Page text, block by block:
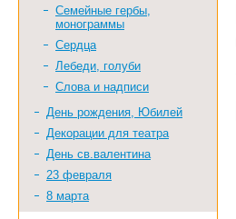
Семейные гербы,
монограммы
Сердца
Лебеди, голуби
Слова и надписи
День рождения, Юбилей
Декорации для театра
День св.валентина
23 февраля
8 марта